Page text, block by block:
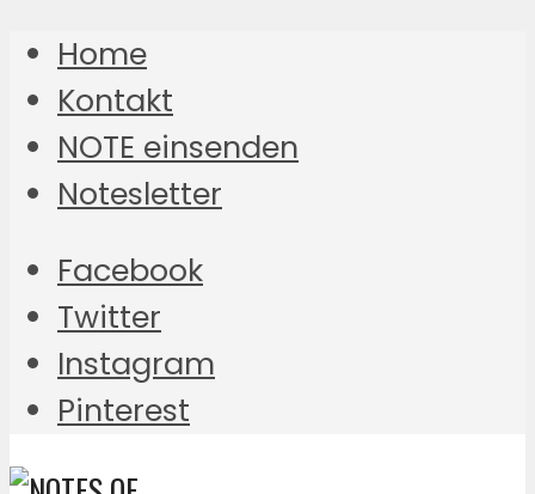
Home
Kontakt
NOTE einsenden
Notesletter
Facebook
Twitter
Instagram
Pinterest